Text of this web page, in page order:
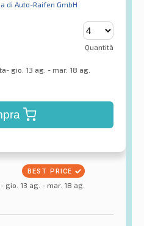
di Auto-Raifen GmbH
Quantità
gio. 13 ag. - mar. 18 ag.
13 ag. - mar. 18 ag.